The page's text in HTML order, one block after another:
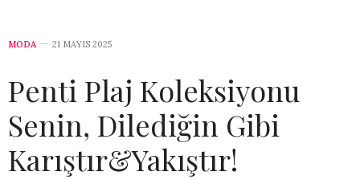
MODA 21 MAYIS 2025
Penti Plaj Koleksiyonu
Senin, Dilediğin Gibi
Karıştır&Yakıştır!